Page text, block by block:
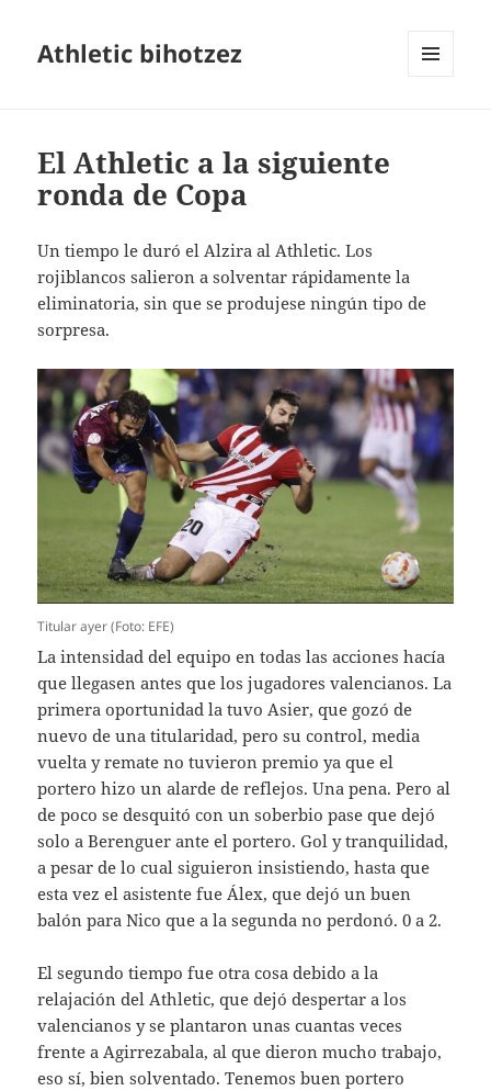
Athletic bihotzez
El Athletic a la siguiente
ronda de Copa
Un tiempo le duró el Alzira al Athletic. Los
rojiblancos salieron a solventar rápidamente la
eliminatoria, sin que se produjese ningún tipo de
sorpresa.
Titular ayer (Foto: EFE)
La intensidad del equipo en todas las acciones hacía
que llegasen antes que los jugadores valencianos. La
primera oportunidad la tuvo Asier, que gozó de
nuevo de una titularidad, pero su control, media
vuelta y remate no tuvieron premio ya que el
portero hizo un alarde de reflejos. Una pena. Pero al
de poco se desquitó con un soberbio pase que dejó
solo a Berenguer ante el portero. Gol y tranquilidad,
a pesar de lo cual siguieron insistiendo, hasta que
esta vez el asistente fue Álex, que dejó un buen
balón para Nico que a la segunda no perdonó. 0 a 2.
El segundo tiempo fue otra cosa debido a la
relajación del Athletic, que dejó despertar a los
valencianos y se plantaron unas cuantas veces
frente a Agirrezabala, al que dieron mucho trabajo,
eso sí, bien solventado. Tenemos buen portero